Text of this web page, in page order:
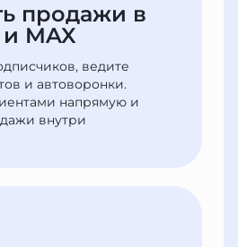
продажи в
MAX
ведите
и автоворонки.
напрямую и
внутри